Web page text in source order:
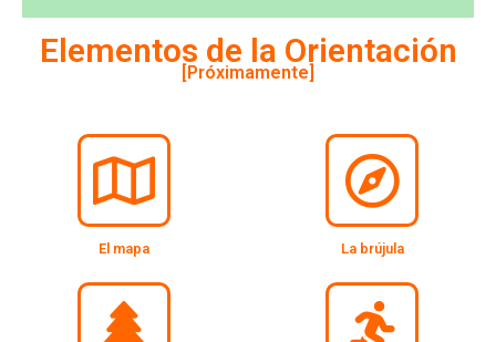
Elementos de la Orientación
[Próximamente]
El mapa La brújula